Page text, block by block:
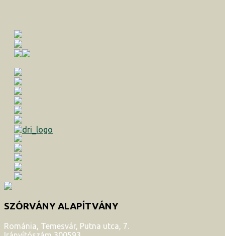
SZÓRVÁNY ALAPÍTVÁNY
Románia, Temesvár, Putna utca, 7.